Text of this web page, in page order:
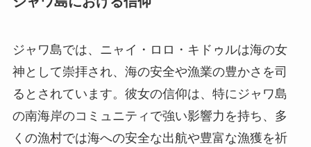
ジャワ島では、ニャイ・ロロ・キドゥルは海の女
神として崇拝され、海の安全や漁業の豊かさを司
るとされています。彼女の信仰は、特にジャワ島
の南海岸のコミュニティで強い影響力を持ち、多
くの漁村では海への安全な出航や豊富な漁獲を祈